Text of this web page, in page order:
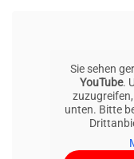
Sie sehen
YouTube.
unten. Bitte